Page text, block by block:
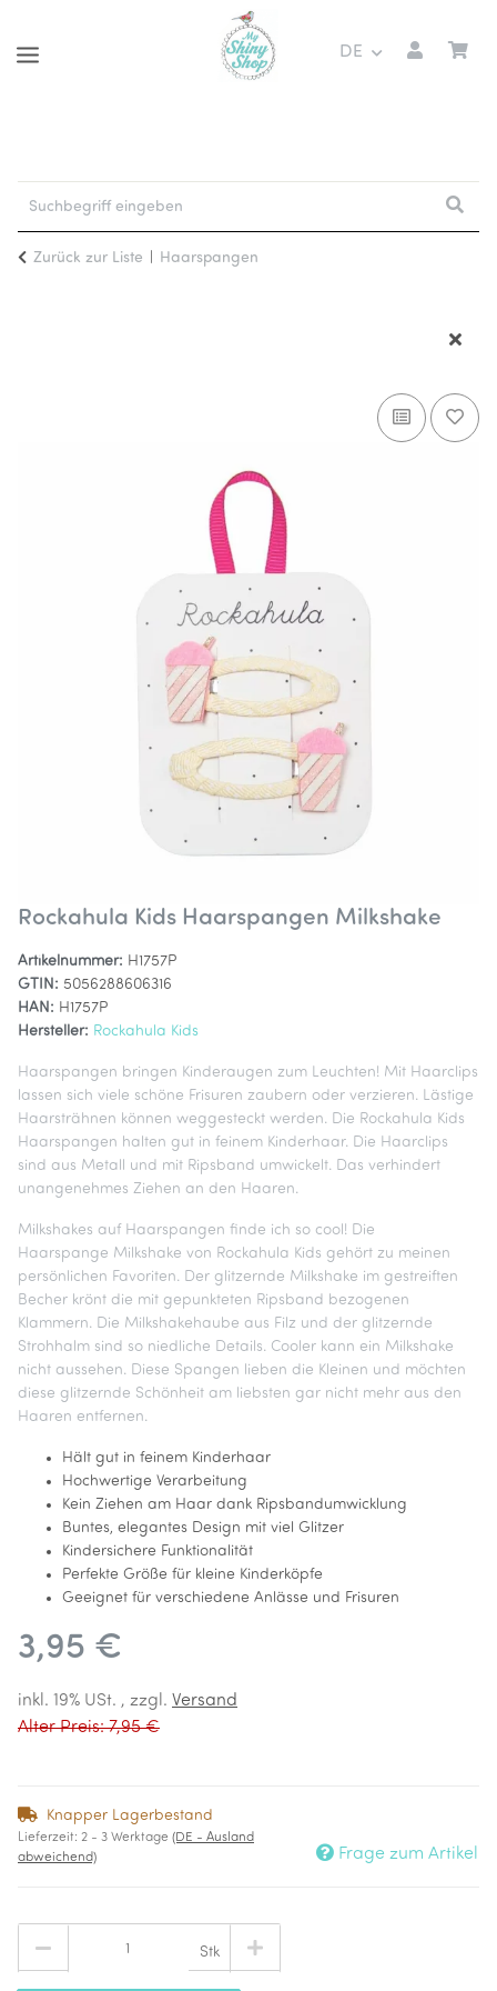
DE
Zurück zur Liste Haarspangen
Rockahula Kids Haarspangen Milkshake
Artikelnummer: H1757P
GTIN: 5056288606316
HAN: H1757P
Hersteller: Rockahula Kids
Haarspangen bringen Kinderaugen zum Leuchten! Mit Haarclips
lassen sich viele schöne Frisuren zaubern oder verzieren. Lästige
Haarsträhnen können weggesteckt werden. Die Rockahula Kids
Haarspangen halten gut in feinem Kinderhaar. Die Haarclips
sind aus Metall und mit Ripsband umwickelt. Das verhindert
unangenehmes Ziehen an den Haaren.
Milkshakes auf Haarspangen finde ich so cool! Die
Haarspange Milkshake von Rockahula Kids gehört zu meinen
persönlichen Favoriten. Der glitzernde Milkshake im gestreiften
Becher krönt die mit gepunkteten Ripsband bezogenen
Klammern. Die Milkshakehaube aus Filz und der glitzernde
Strohhalm sind so niedliche Details. Cooler kann ein Milkshake
nicht aussehen. Diese Spangen lieben die Kleinen und möchten
diese glitzernde Schönheit am liebsten gar nicht mehr aus den
Haaren entfernen.
Hält gut in feinem Kinderhaar
Hochwertige Verarbeitung
Kein Ziehen am Haar dank Ripsbandumwicklung
Buntes, elegantes Design mit viel Glitzer
Kindersichere Funktionalität
Perfekte Größe für kleine Kinderköpfe
Geeignet für verschiedene Anlässe und Frisuren
3,95 €
inkl. 19% USt. , zzgl. Versand
Alter Preis: 7,95 €
Knapper Lagerbestand
Lieferzeit: 2 - 3 Werktage (DE - Ausland
abweichend)
Frage zum Artikel
Stk